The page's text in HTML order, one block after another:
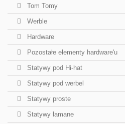
Tom Tomy
Werble
Hardware
Pozostałe elementy hardware'u
Statywy pod Hi-hat
Statywy pod werbel
Statywy proste
Statywy łamane